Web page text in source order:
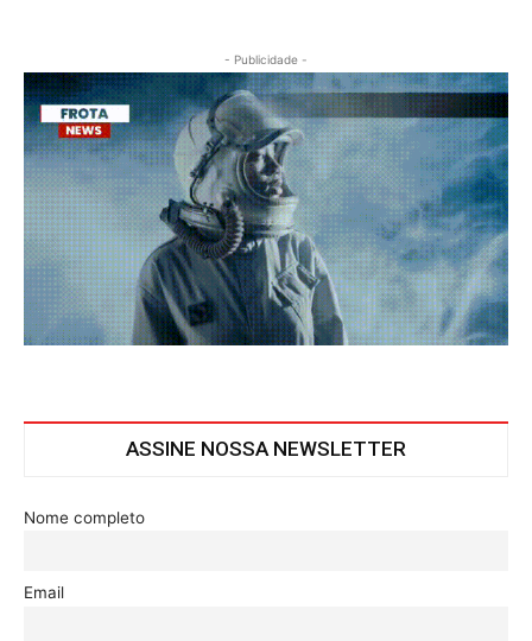
- Publicidade -
ASSINE NOSSA NEWSLETTER
Nome completo
Email